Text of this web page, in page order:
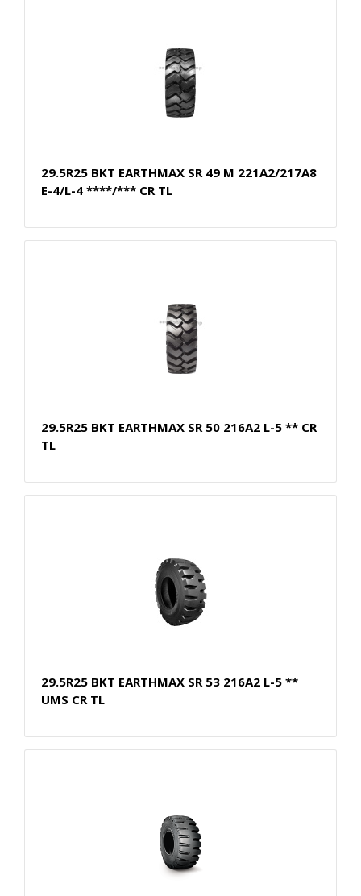
29.5R25 BKT EARTHMAX SR 49 M 221A2/217A8
E-4/L-4 ****/*** CR TL
29.5R25 BKT EARTHMAX SR 50 216A2 L-5 ** CR
TL
29.5R25 BKT EARTHMAX SR 53 216A2 L-5 **
UMS CR TL